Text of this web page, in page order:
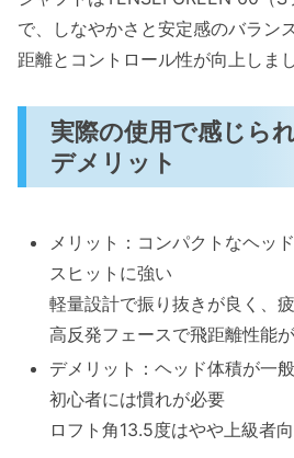
で、しなやかさと安定感のバラン
距離とコントロール性が向上しまし
実際の使用で感じら
デメリット
メリット：コンパクトなヘッ
スヒットに強い
軽量設計で振り抜きが良く、
高反発フェースで飛距離性能
デメリット：ヘッド体積が一
初心者には慣れが必要
ロフト角13.5度はやや上級者